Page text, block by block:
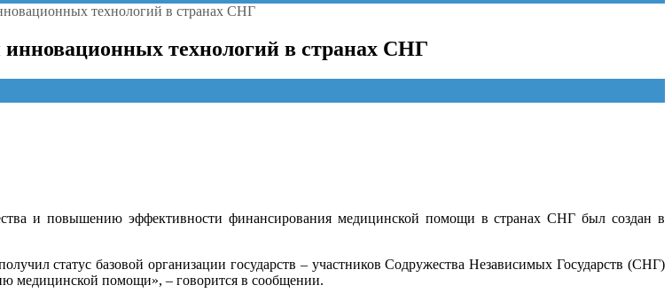
технологий в странах СНГ
инновационных технологий в странах СНГ
и повышению эффективности финансирования медицинской помощи в странах СНГ был создан в
статус базовой организации государств – участников Содружества Независимых Государств (СНГ)
медицинской помощи», – говорится в сообщении.